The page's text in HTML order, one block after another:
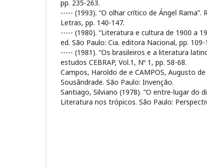
pp. 235-263.
----- (1993). “O olhar crítico de Ángel Rama”.
Letras, pp. 140-147.
----- (1980). “Literatura e cultura de 1900 a
ed. São Paulo: Cia. editora Nacional, pp. 109-
----- (1981). “Os brasileiros e a literatura
estudos CEBRAP, Vol.1, Nº 1, pp. 58-68.
Campos, Haroldo de e CAMPOS, Augusto
Sousândrade. São Paulo: Invenção.
Santiago, Silviano (1978). “O entre-lugar do
Literatura nos trópicos. São Paulo: